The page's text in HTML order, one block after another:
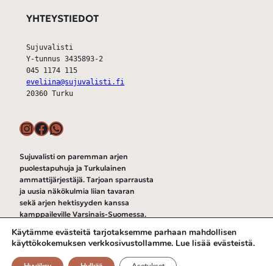
YHTEYSTIEDOT
Sujuvalisti
Y-tunnus 3435893-2
045 1174 115
eveliina@sujuvalisti.fi
20360 Turku
InstagramFacebook WhatsApp
Sujuvalisti on paremman arjen
puolestapuhuja ja Turkulainen
ammattijärjestäjä. Tarjoan sparrausta
ja uusia näkökulmia liian tavaran
sekä arjen hektisyyden kanssa
kamppaileville Varsinais-Suomessa.
Tietosuojaseloste
Käytämme evästeitä tarjotaksemme parhaan mahdollisen
käyttökokemuksen verkkosivustollamme. Lue lisää evästeistä.